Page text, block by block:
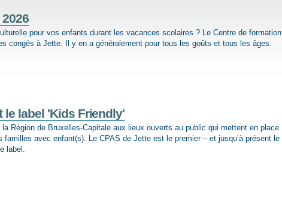
pour vos enfants durant les vacances sco­laires ? Le Centre de formation
congés à Jette. Il y en a généralement pour tous les goûts et tous les âges.
le label 'Kids Friendly'
la Région de Bruxelles-Capitale aux lieux ouverts au public qui mettent en place
familles avec enfant(s). Le CPAS de Jette est le premier – et jusqu’à présent le
label.